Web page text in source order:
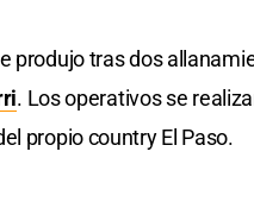
produjo tras dos
. Los operativos se
propio country El Paso.